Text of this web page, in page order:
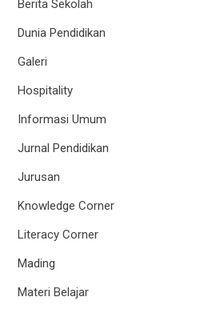
Berita Sekolah
Dunia Pendidikan
Galeri
Hospitality
Informasi Umum
Jurnal Pendidikan
Jurusan
Knowledge Corner
Literacy Corner
Mading
Materi Belajar